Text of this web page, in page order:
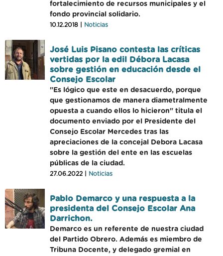
fortalecimiento de recursos municipales y el
fondo provincial solidario.
10.12.2018 | Noticias
José Luis Pisano contesta las críticas
vertidas por la edil Débora Lacasa
sobre gestión en educación desde el
Consejo Escolar
"Es lógico que este en desacuerdo, porque
que gestionamos de manera diametralmente
opuesta a cuando ellos lo hicieron" titula el
documento enviado por el Presidente del
Consejo Escolar Mercedes tras las
apreciaciones de la concejal Debora Lacasa
sobre la gestión del ente en las escuelas
públicas de la ciudad.
27.06.2022 | Noticias
Pablo Demarco y una respuesta a la
presidenta del Consejo Escolar Ana
Darrichon.
Demarco es un referente de nuestra ciudad
del Partido Obrero. Además es miembro de
Tribuna Docente, y delegado gremial en